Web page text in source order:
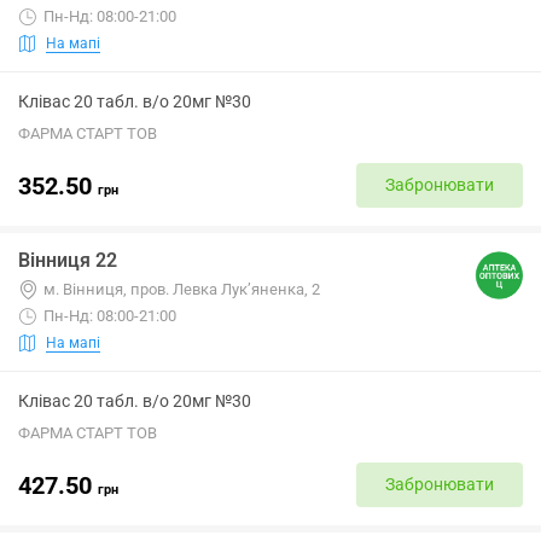
Пн-Нд: 08:00-21:00
На мапі
Клівас 20 табл. в/о 20мг №30
ФАРМА СТАРТ ТОВ
352.50 грн Забронювати
Вінниця 22
м. Вінниця, пров. Левка Лук’яненка, 2
Пн-Нд: 08:00-21:00
На мапі
Клівас 20 табл. в/о 20мг №30
ФАРМА СТАРТ ТОВ
427.50 грн Забронювати